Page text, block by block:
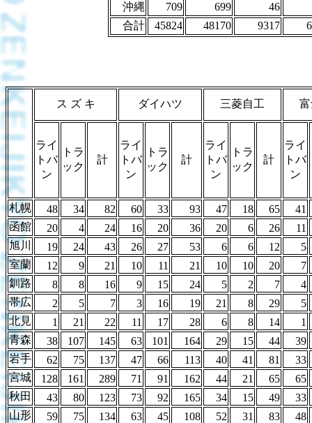
沖縄
709 699
46
合計
45824 48170 9317
ス ズ キ ダイハツ 三菱自工
ライ
トバ
ン
トラ
ック
計
ライ
トバ
ン
トラ
ック
計
ライ
トバ
ン
トラ
ック
計
ライ
トバ
ン
札幌 48 34 82 60 33 93 47 18 65
41
函館
20 4 24 16 20 36 20 6 26
11
旭川
19 24 43 26 27 53 6 6 12
5
室蘭
12 9 21 10 11 21 10 10 20
7
釧路
8 8 16 9 15 24 5 2 7
4
帯広
2 5 7 3 16 19 21 8 29
5
北見
1 21 22 11 17 28 6 8 14
1
青森
38 107 145 63 101 164 29 15 44
39
岩手
62 75 137 47 66 113 40 41 81
33
宮城
128 161 289 71 91 162 44 21 65
65
秋田
43 80 123 73 92 165 34 15 49
33
山形
59 75 134 63 45 108 52 31 83
48